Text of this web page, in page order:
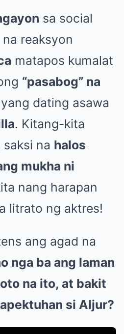
sa social
reaksyon
matapos kumalat
“pasabog” na
dating asawa
. Kitang-kita
na halos
mukha ni
nang harapan
litrato ng aktres!
ang agad na
nga ba ang laman
na ito, at bakit
si Aljur?